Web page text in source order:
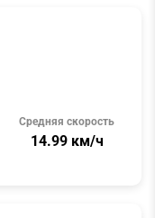
Средняя скорость
14.99 км/ч